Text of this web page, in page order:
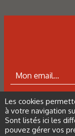
N°500 - Mai /
Traitements
Les
Les cookies
à votre navigation
Sont listés ici les
pouvez gérer vos